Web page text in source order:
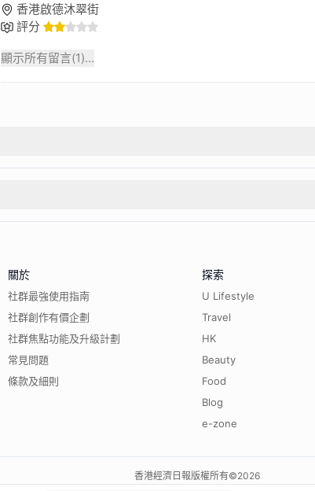
香港啟德沐翠街
評分
顯示所有留言(1)...
關於
社群最強使用指南
社群創作有價企劃
社群焦點功能及升級計劃
常見問題
條款及細則
探索
U Lifestyle
Travel
HK
Beauty
Food
Blog
e-zone
香港經濟日報版權所有©2026